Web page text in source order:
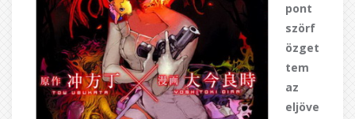
pont
szörf
özget
tem
az
eljöve